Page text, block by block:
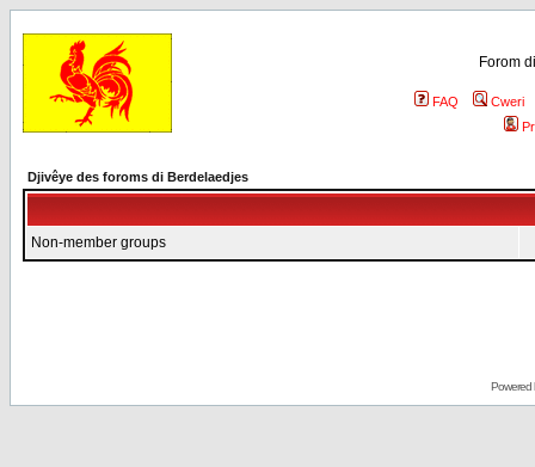
Forom
FAQ
Cweri
Djivêye des foroms di Berdelaedjes
Non-member groups
Powered